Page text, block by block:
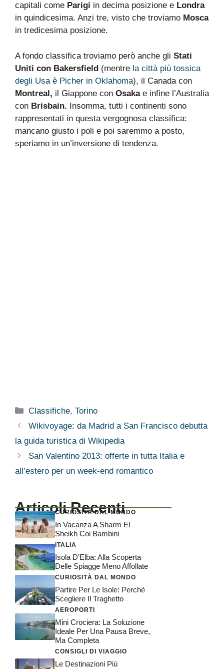
capitali come Parigi in decima posizione e Londra
in quindicesima. Anzi tre, visto che troviamo Mosca
in tredicesima posizione.
A fondo classifica troviamo però anche gli Stati
Uniti con Bakersfield (mentre la città più tossica
degli Usa è Picher in Oklahoma), il Canada con
Montreal, il Giappone con Osaka e infine l’Australia
con Brisbain. Insomma, tutti i continenti sono
rappresentati in questa vergognosa classifica:
mancano giusto i poli e poi saremmo a posto,
speriamo in un’inversione di tendenza.
Categorie
Classifiche,Torino
Wikivoyage: da Madrid a San Francisco debutta
la guida turistica di Wikipedia
San Valentino 2013: offerte in tutta Italia e
all’estero per un week-end romantico
Articoli Recenti
CURIOSITÀ DAL MONDO
In Vacanza A Sharm El
Sheikh Coi Bambini
ITALIA
Isola D’Elba: Alla Scoperta
Delle Spiagge Meno Affollate
CURIOSITÀ DAL MONDO
Partire Per Le Isole: Perché
Scegliere Il Traghetto
AEROPORTI
Mini Crociera: La Soluzione
Ideale Per Una Pausa Breve,
Ma Completa
CONSIGLI DI VIAGGIO
Le Destinazioni Più